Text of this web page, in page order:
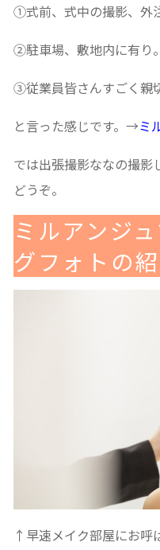
①式前、式中の撮影、外
②駐車場、敷地内に有り
③従業員皆さんすごく親
と言った感じです。→ミ
では出張撮影ななの撮影
どうぞ。
ミルアンジ
グフォトの紹
↑早速メイク部屋にお呼